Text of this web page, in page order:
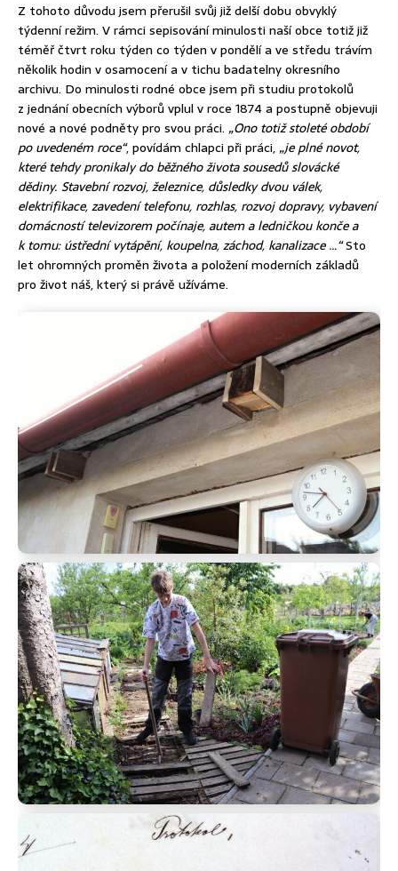
Z tohoto důvodu jsem přerušil svůj již delší dobu obvyklý
týdenní režim. V rámci sepisování minulosti naší obce totiž již
téměř čtvrt roku týden co týden v pondělí a ve středu trávím
několik hodin v osamocení a v tichu badatelny okresního
archivu. Do minulosti rodné obce jsem při studiu protokolů
z jednání obecních výborů vplul v roce 1874 a postupně objevuji
nové a nové podněty pro svou práci. „Ono totiž stoleté období
po uvedeném roce“, povídám chlapci při práci, „je plné novot,
které tehdy pronikaly do běžného života sousedů slovácké
dědiny. Stavební rozvoj, železnice, důsledky dvou válek,
elektrifikace, zavedení telefonu, rozhlas, rozvoj dopravy, vybavení
domácností televizorem počínaje, autem a ledničkou konče a
k tomu: ústřední vytápění, koupelna, záchod, kanalizace …“Sto
let ohromných proměn života a položení moderních základů
pro život náš, který si právě užíváme.